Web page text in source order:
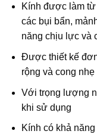
Kính được làm
các bụi bẩn,
năng chịu lực và
Được thiết kế
rộng và cong
Với trọng lượng
khi sử dụng
Kính có khả